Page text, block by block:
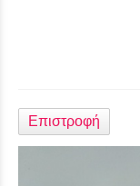
Επιστροφή